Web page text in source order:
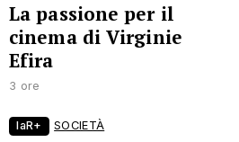
La passione per il
cinema di Virginie
Efira
3 ore
laR+ SOCIETÀ